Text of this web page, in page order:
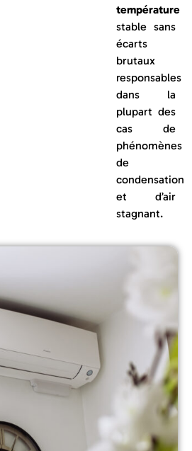
température
stable sans
écarts
brutaux
responsables
dans la
plupart des
cas de
phénomènes
de
condensation
et d’air
stagnant.